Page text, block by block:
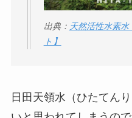
出典： 天然活性水素
ト】
日田天領水（ひたてん